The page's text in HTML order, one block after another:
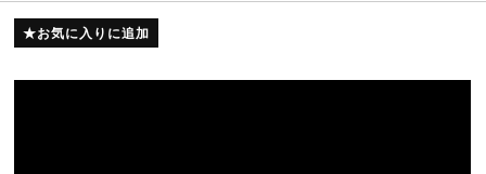
お気に入りに追加